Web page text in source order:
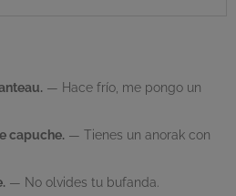
— Hace frío, me pongo un
capuche. — Tienes un anorak con
— No olvides tu bufanda.